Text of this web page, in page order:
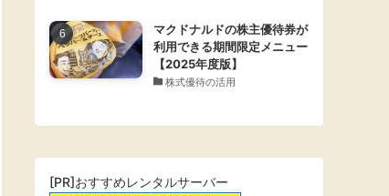
マクドナルドの株主優待券が
利用できる期間限定メニュー
【2025年度版】
株式優待の活用
[PR]おすすめレンタルサーバー